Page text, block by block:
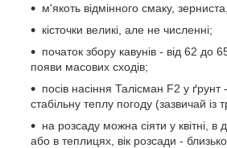
м'якоть відмінного смаку,
кісточки великі, але не численні;
початок збору кавунів - від 62 до
появи масових сходів;
посів насіння Талісман F2 у
стабільну теплу погоду (зазвичай із
на розсаду можна сіяти у квітні,
або в теплицях, вік розсади -